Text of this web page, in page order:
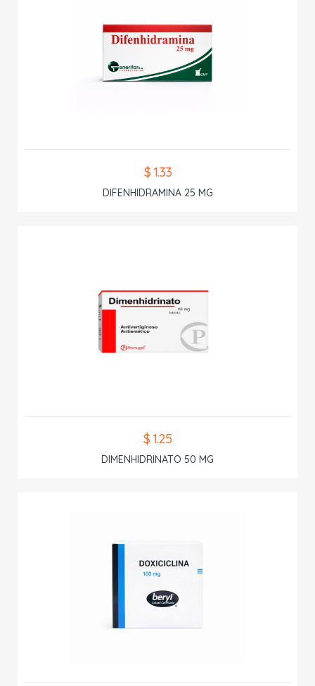
$ 1.33
DIFENHIDRAMINA 25 MG
$ 1.25
DIMENHIDRINATO 50 MG